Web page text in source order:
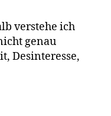
verstehe ich
genau
Desinteresse,